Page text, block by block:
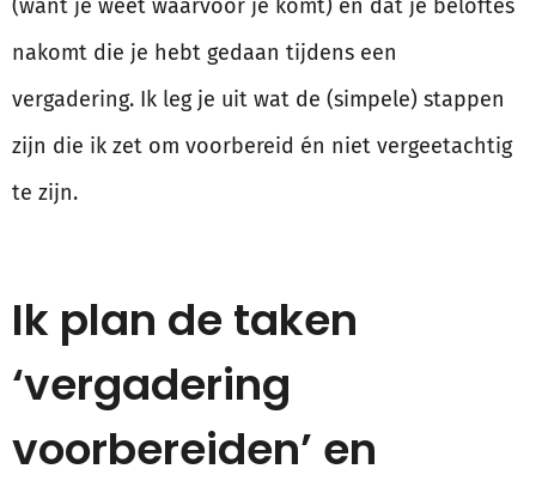
(want je weet waarvoor je komt) én dat je beloftes
nakomt die je hebt gedaan tijdens een
vergadering. Ik leg je uit wat de (simpele) stappen
zijn die ik zet om voorbereid én niet vergeetachtig
te zijn.
Ik plan de taken
‘vergadering
voorbereiden’ en